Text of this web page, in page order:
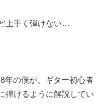
上手く弾けない…
年の僕が、ギター初心者
弾けるように解説してい